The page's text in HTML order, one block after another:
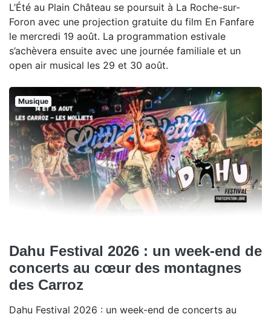
L’Été au Plain Château se poursuit à La Roche-sur-
Foron avec une projection gratuite du film En Fanfare
le mercredi 19 août. La programmation estivale
s’achèvera ensuite avec une journée familiale et un
open air musical les 29 et 30 août.
Musique
Dahu Festival 2026 : un week-end de
concerts au cœur des montagnes
des Carroz
Dahu Festival 2026 : un week-end de concerts au